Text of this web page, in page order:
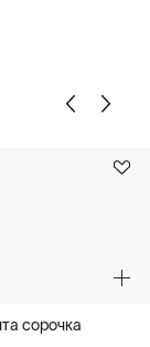
кур'єром
сорочка